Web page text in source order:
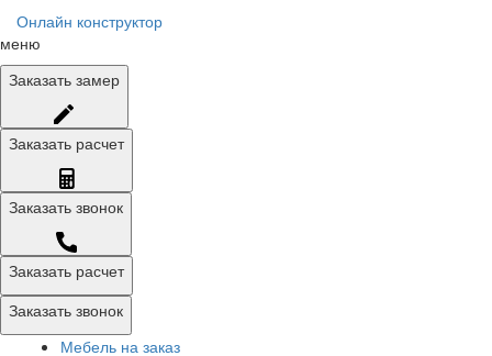
Онлайн конструктор
меню
Заказать замер
Заказать расчет
Заказать звонок
Заказать расчет
Заказать звонок
Мебель на заказ